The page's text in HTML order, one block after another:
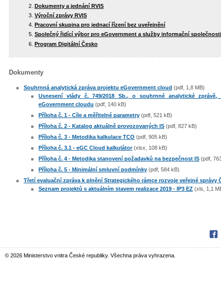
Dokumenty a jednání RVIS
Výroční zprávy RVIS
Pracovní skupina pro jednací řízení bez uveřejnění
Společný řidící výbor pro eGovernment a služby informační
Program Digitální Česko
Dokumenty
Souhrnná analytická zpráva projektu eGovernment cloud (pdf, 1,8 MB)
Usnesení vlády č. 749/2018 Sb., o souhrnné analytické
eGovernment cloudu (pdf, 140 kB)
Příloha č. 1 - Cíle a měřitelné parametry (pdf, 521 kB)
Příloha č. 2 - Katalog aktuálně provozovaných IS (pdf, 827 kB)
Příloha č. 3 - Metodika kalkulace TCO (pdf, 905 kB)
Příloha č. 3.1 - eGC Cloud kalkulátor(xlsx, 108 kB)
Příloha č. 4 - Metodika stanovení požadavků na bezpečnost IS (pdf,
Příloha č. 5 - Minimální smluvní podmínky (pdf, 584 kB)
Třetí evaluační zpráva k plnění Strategického rámce rozvoje veřejné správy
Seznam projektů s aktuálním stavem realizace 2019 - IP3 EZ (xls, 1,1
© 2026 Ministerstvo vnitra České republiky. Všechna práva vyhrazena.